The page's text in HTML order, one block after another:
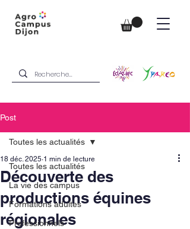
Post
Toutes les actualités
La vie des campus
Formations adultes
Professionnels
Toutes les actualités
Découverte des
productions équines
régionales
18 déc. 2025 1 min de lecture